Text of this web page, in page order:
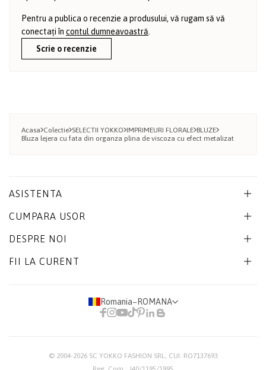
Pentru a publica o recenzie a produsului, vă rugam să vă
conectați în contul dumneavoastră
Scrie o recenzie
Acasa Colectie SELECTII YOKKO IMPRIMEURI FLORALE BLUZE
Bluza lejera cu fata din organza plina de viscoza cu efect metalizat
ASISTENTA
CUMPARA USOR
DESPRE NOI
FII LA CURENT
Romania− ROMANA
© 2004-2026 SC YOKKO FASHION SRL, CUI: RO7137693